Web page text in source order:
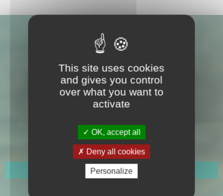
109 Avenue Gabriel Péri
CS 50150
Cavalaire-sur-Mer
Horaires
This site uses cookies
and gives you control
over what you want to
activate
OK, accept all
Deny all cookies
Personalize